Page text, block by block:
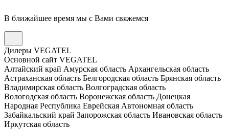
В ближайшее время мы с Вами свяжемся
Дилеры VEGATEL
Основной сайт VEGATEL
Алтайский край Амурская область Архангельская область
Астраханская область Белгородская область Брянская область
Владимирская область Волгоградская область
Вологодская область Воронежская область Донецкая
Народная Республика Еврейская Автономная область
Забайкальский край Запорожская область Ивановская область
Иркутская область